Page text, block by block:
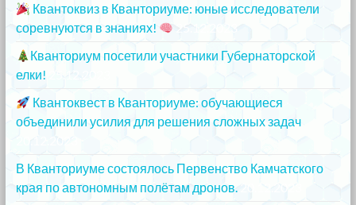
Квантоквиз в Кванториуме: юные исследователи
соревнуются в знаниях!
25.12.2023
Кванториум посетили участники Губернаторской
елки!
Квантоквест в Кванториуме: обучающиеся
объединили усилия для решения сложных задач
В Кванториуме состоялось Первенство Камчатского
края по автономным полётам дронов.